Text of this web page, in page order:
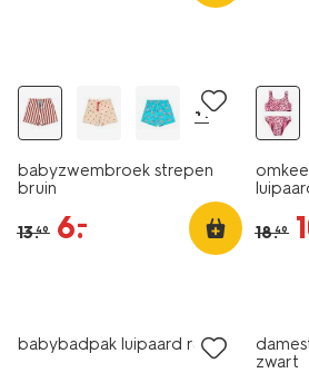
+1
babyzwembroek strepen
bruin
13.49 6.
– 18.49
babybadpak luipaard roze
zwart